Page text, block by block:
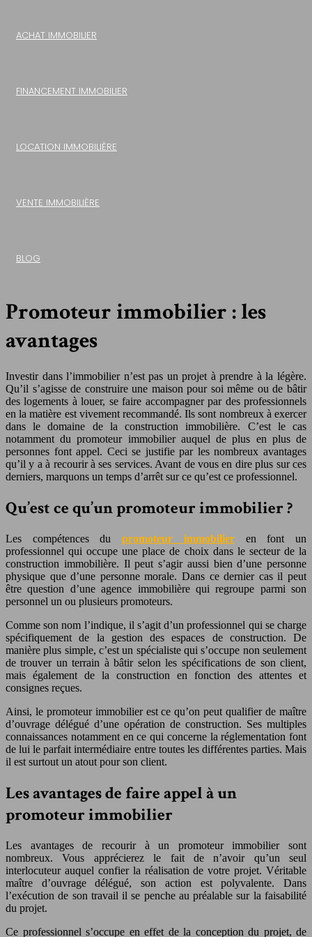
ACHAT IMMOBILIER
FINANCEMENT IMMOBILIER
LOCATION IMMOBILIÈRE
VENTE IMMOBILIÈRE
BLOG
Promoteur immobilier : les
avantages
Investir dans l’immobilier n’est pas un projet à prendre à la légère.
Qu’il s’agisse de construire une maison pour soi même ou de bâtir
des logements à louer, se faire accompagner par des professionnels
en la matière est vivement recommandé. Ils sont nombreux à exercer
dans le domaine de la construction immobilière. C’est le cas
notamment du promoteur immobilier auquel de plus en plus de
personnes font appel. Ceci se justifie par les nombreux avantages
qu’il y a à recourir à ses services. Avant de vous en dire plus sur ces
derniers, marquons un temps d’arrêt sur ce qu’est ce professionnel.
Qu’est ce qu’un promoteur immobilier ?
Les compétences dupromoteur immobilieren font un
professionnel qui occupe une place de choix dans le secteur de la
construction immobilière. Il peut s’agir aussi bien d’une personne
physique que d’une personne morale. Dans ce dernier cas il peut
être question d’une agence immobilière qui regroupe parmi son
personnel un ou plusieurs promoteurs.
Comme son nom l’indique, il s’agit d’un professionnel qui se charge
spécifiquement de la gestion des espaces de construction. De
manière plus simple, c’est un spécialiste qui s’occupe non seulement
de trouver un terrain à bâtir selon les spécifications de son client,
mais également de la construction en fonction des attentes et
consignes reçues.
Ainsi, le promoteur immobilier est ce qu’on peut qualifier de maître
d’ouvrage délégué d’une opération de construction. Ses multiples
connaissances notamment en ce qui concerne la réglementation font
de lui le parfait intermédiaire entre toutes les différentes parties. Mais
il est surtout un atout pour son client.
Les avantages de faire appel à un
promoteur immobilier
Les avantages de recourir à un promoteur immobilier sont
nombreux. Vous apprécierez le fait de n’avoir qu’un seul
interlocuteur auquel confier la réalisation de votre projet. Véritable
maître d’ouvrage délégué, son action est polyvalente. Dans
l’exécution de son travail il se penche au préalable sur la faisabilité
du projet.
Ce professionnel s’occupe en effet de la conception du projet, de